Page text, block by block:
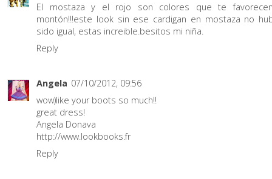
El mostaza y el rojo son colores que te
montón!!!este look sin ese cardigan en mostaza no
sido igual, estas increible.besitos mi niña.
Reply
Angela 07/10/2012, 09:56
wow)like your boots so much!!
great dress!
Angela Donava
http://www.lookbooks.fr
Reply